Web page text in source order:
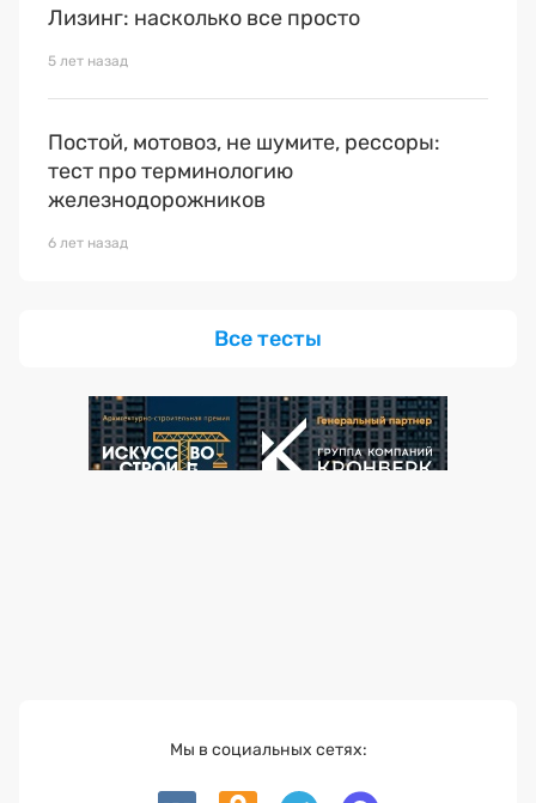
Лизинг: насколько все просто
5 лет назад
Постой, мотовоз, не шумите, рессоры:
тест про терминологию
железнодорожников
6 лет назад
Все тесты
Мы в социальных сетях: